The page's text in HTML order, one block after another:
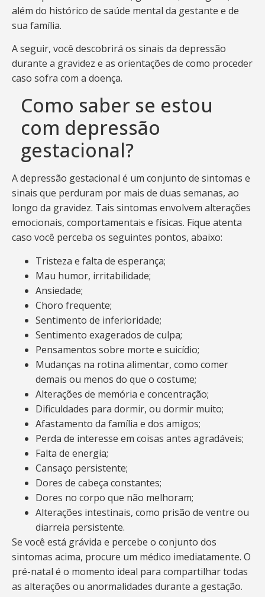
além do histórico de saúde mental da gestante e de
sua família.
A seguir, você descobrirá os sinais da depressão
durante a gravidez e as orientações de como proceder
caso sofra com a doença.
Como saber se estou
com depressão
gestacional?
A depressão gestacional é um conjunto de sintomas e
sinais que perduram por mais de duas semanas, ao
longo da gravidez. Tais sintomas envolvem alterações
emocionais, comportamentais e físicas. Fique atenta
caso você perceba os seguintes pontos, abaixo:
Tristeza e falta de esperança;
Mau humor, irritabilidade;
Ansiedade;
Choro frequente;
Sentimento de inferioridade;
Sentimento exagerados de culpa;
Pensamentos sobre morte e suicídio;
Mudanças na rotina alimentar, como comer
demais ou menos do que o costume;
Alterações de memória e concentração;
Dificuldades para dormir, ou dormir muito;
Afastamento da família e dos amigos;
Perda de interesse em coisas antes agradáveis;
Falta de energia;
Cansaço persistente;
Dores de cabeça constantes;
Dores no corpo que não melhoram;
Alterações intestinais, como prisão de ventre ou
diarreia persistente.
Se você está grávida e percebe o conjunto dos
sintomas acima, procure um médico imediatamente. O
pré-natal é o momento ideal para compartilhar todas
as alterações ou anormalidades durante a gestação.